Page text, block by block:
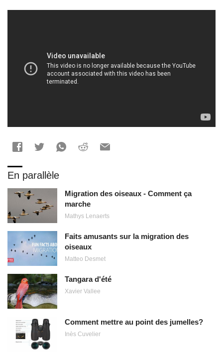
En parallèle
Migration des oiseaux - Comment ça
marche
Mathys Lenaerts
Faits amusants sur la migration des
oiseaux
Matteo Desmet
Tangara d'été
Xavier Vallee
Comment mettre au point des jumelles?
Inès Cuvelier